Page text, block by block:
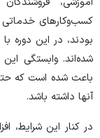
کسب‌وکار‌های خدماتی
بودند، در این دوره
شده‌اند. وابستگی
باعث شده است که
آنها داشته باشد.
در کنار این شرایط،